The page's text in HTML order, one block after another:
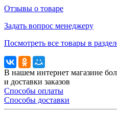
Отзывы о товаре
Задать вопрос менеджеру
Посмотреть все товары в
В нашем интернет магазине
и доставки заказов
Способы оплаты
Способы доставки